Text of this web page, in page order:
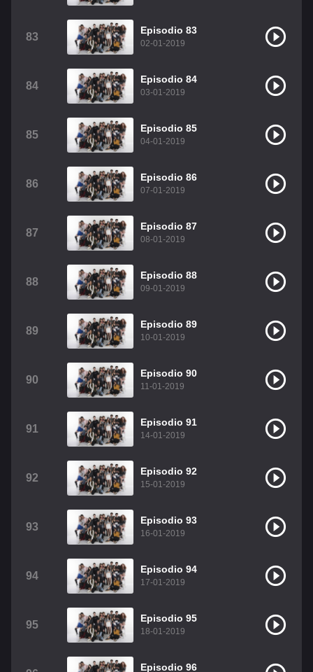
83
Episodio 83
02-01-2019
84
Episodio 84
03-01-2019
85
Episodio 85
04-01-2019
86
Episodio 86
07-01-2019
87
Episodio 87
08-01-2019
88
Episodio 88
09-01-2019
89
Episodio 89
10-01-2019
90
Episodio 90
11-01-2019
91
Episodio 91
14-01-2019
92
Episodio 92
15-01-2019
93
Episodio 93
16-01-2019
94
Episodio 94
17-01-2019
95
Episodio 95
18-01-2019
Episodio 96